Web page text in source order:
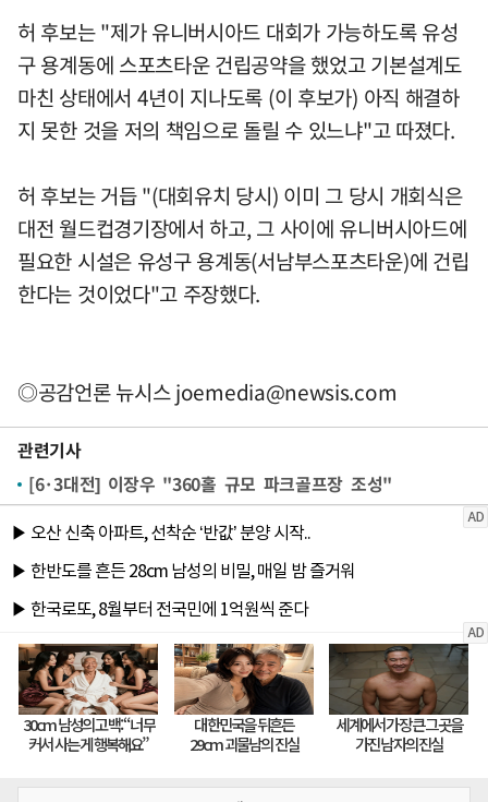
허 후보는 "제가 유니버시아드 대회가 가능하도록 유성
구 용계동에 스포츠타운 건립공약을 했었고 기본설계도
마친 상태에서 4년이 지나도록 (이 후보가) 아직 해결하
지 못한 것을 저의 책임으로 돌릴 수 있느냐"고 따졌다.
허 후보는 거듭 "(대회유치 당시) 이미 그 당시 개회식은
대전 월드컵경기장에서 하고, 그 사이에 유니버시아드에
필요한 시설은 유성구 용계동(서남부스포츠타운)에 건립
한다는 것이었다"고 주장했다.
◎공감언론 뉴시스joemedia@newsis.com
관련기사
[6·3대전] 이장우 "360홀 규모 파크골프장 조성"